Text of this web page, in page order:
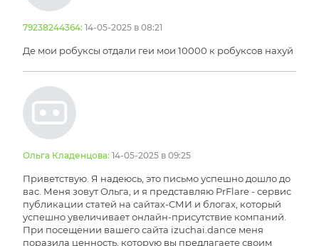
79238244364: 14-05-2025 в 08:21
Де мои робуксы отдали геи мои 10000 к робуксов нахуй
Ольга Кладенцова: 14-05-2025 в 09:25
Приветствую. Я надеюсь, это письмо успешно дошло до
вас. Меня зовут Ольга, и я представляю PrFlare - сервис
публикации статей на сайтах-СМИ и блогах, который
успешно увеличивает онлайн-присутствие компаний.
При посещении вашего сайта izuchai.dance меня
поразила ценность, которую вы предлагаете своим